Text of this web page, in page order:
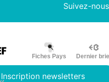
Suivez-nous
Fiches Pays Dernier
Inscription newsletters